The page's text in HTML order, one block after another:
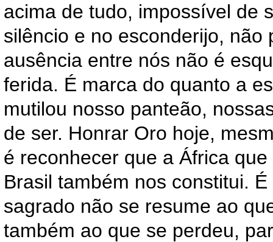
acima de tudo, impossível de
silêncio e no esconderijo, não
ausência entre nós não é
ferida. É marca do quanto a
mutilou nosso panteão,
de ser. Honrar Oro hoje,
é reconhecer que a África
Brasil também nos constitui.
sagrado não se resume ao
também ao que se perdeu,